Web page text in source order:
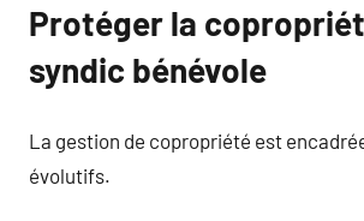
Protéger la
syndic bénévole
La gestion de copropriété est
évolutifs.